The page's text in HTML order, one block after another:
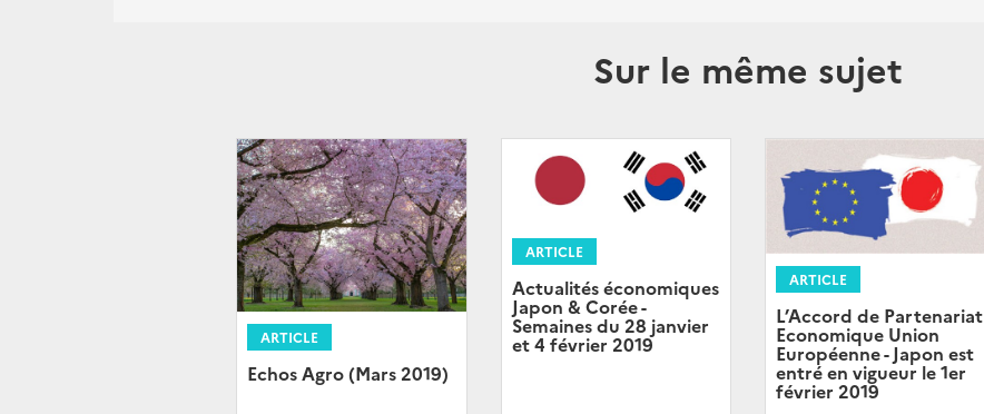
Sur le même sujet
ARTICLE
Echos Agro (Mars 2019)
ARTICLE
Actualités économiques
Japon & Corée -
Semaines du 28 janvier
et 4 février 2019
ARTICLE
L’Accord de Partenariat
Economique Union
Européenne - Japon est
entré en vigueur le 1er
février 2019